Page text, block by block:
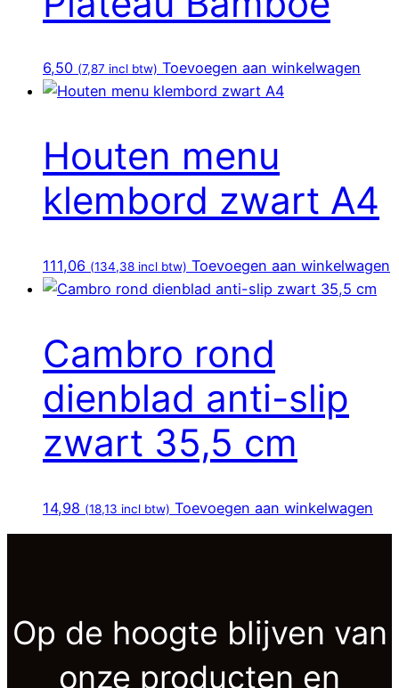
6,50 (7,87 incl btw) Toevoegen aan winkelwagen
Houten menu
klembord zwart A4
111,06 (134,38 incl btw) Toevoegen aan winkelwagen
Cambro rond
dienblad anti-slip
zwart 35,5 cm
14,98 (18,13 incl btw) Toevoegen aan winkelwagen
Op de hoogte blijven van
onze producten en